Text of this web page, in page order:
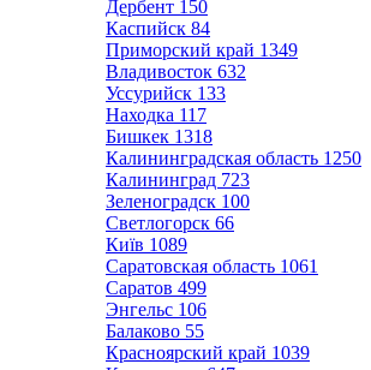
Дербент 150
Каспийск 84
Приморский край 1349
Владивосток 632
Уссурийск 133
Находка 117
Бишкек 1318
Калининградская область 1250
Калининград 723
Зеленоградск 100
Светлогорск 66
Київ 1089
Саратовская область 1061
Саратов 499
Энгельс 106
Балаково 55
Красноярский край 1039